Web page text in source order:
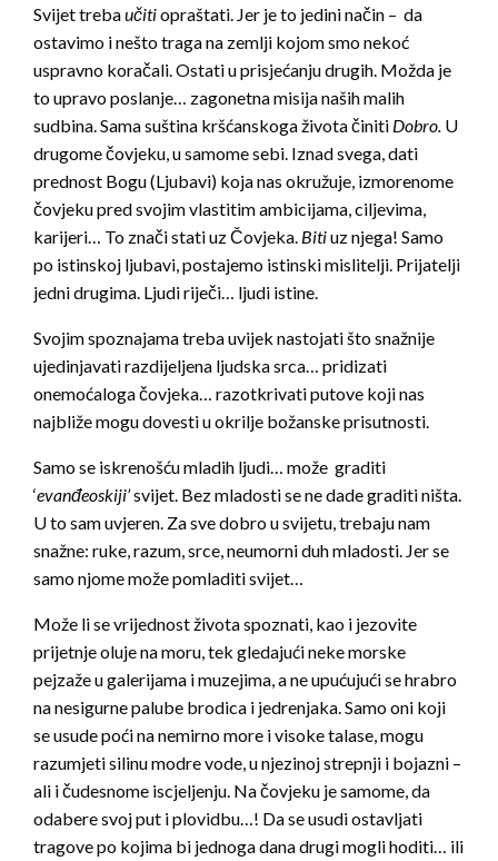
Svijet trebaučitiopraštati. Jer je to jedini način – da
ostavimo i nešto traga na zemlji kojom smo nekoć
uspravno koračali. Ostati u prisjećanju drugih. Možda je
to upravo poslanje… zagonetna misija naših malih
sudbina. Sama suština kršćanskoga života činiti Dobro. U
drugome čovjeku, u samome sebi. Iznad svega, dati
prednost Bogu (Ljubavi) koja nas okružuje, izmorenome
čovjeku pred svojim vlastitim ambicijama, ciljevima,
karijeri… To znači stati uz Čovjeka. Bitiuz njega! Samo
po istinskoj ljubavi, postajemo istinski mislitelji. Prijatelji
jedni drugima. Ljudi riječi… ljudi istine.
Svojim spoznajama treba uvijek nastojati što snažnije
ujedinjavati razdijeljena ljudska srca… pridizati
onemoćaloga čovjeka… razotkrivati putove koji nas
najbliže mogu dovesti u okrilje božanske prisutnosti.
Samo se iskrenošću mladih ljudi… može graditi
‘evanđeoskiji’svijet. Bez mladosti se ne dade graditi ništa.
U to sam uvjeren. Za sve dobro u svijetu, trebaju nam
snažne: ruke, razum, srce, neumorni duh mladosti. Jer se
samo njome može pomladiti svijet…
Može li se vrijednost života spoznati, kao i jezovite
prijetnje oluje na moru, tek gledajući neke morske
pejzaže u galerijama i muzejima, a ne upućujući se hrabro
na nesigurne palube brodica i jedrenjaka. Samo oni koji
se usude poći na nemirno more i visoke talase, mogu
razumjeti silinu modre vode, u njezinoj strepnji i bojazni –
ali i čudesnome iscjeljenju. Na čovjeku je samome, da
odabere svoj put i plovidbu…! Da se usudi ostavljati
tragove po kojima bi jednoga dana drugi mogli hoditi… ili